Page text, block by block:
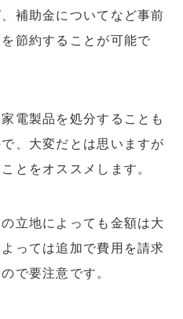
補助金についてなど事前
節約することが可能で
電製品を処分することも
、大変だとは思いますが
とをオススメします。
立地によっても金額は大
っては追加で費用を請求
で要注意です。